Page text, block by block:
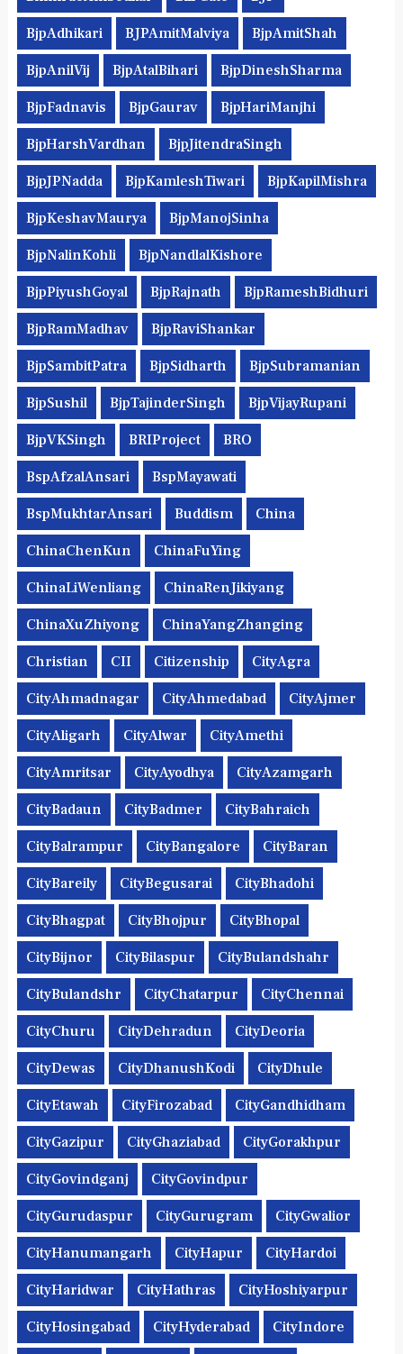
BjpAdhikari BJPAmitMalviya BjpAmitShah
BjpAnilVij BjpAtalBihari BjpDineshSharma
BjpFadnavis BjpGaurav BjpHariManjhi
BjpHarshVardhan BjpJitendraSingh
BjpJPNadda BjpKamleshTiwari BjpKapilMishra
BjpKeshavMaurya BjpManojSinha
BjpNalinKohli BjpNandlalKishore
BjpPiyushGoyal BjpRajnath BjpRameshBidhuri
BjpRamMadhav BjpRaviShankar
BjpSambitPatra BjpSidharth BjpSubramanian
BjpSushil BjpTajinderSingh BjpVijayRupani
BjpVKSingh BRIProject BRO
BspAfzalAnsari BspMayawati
BspMukhtarAnsari Buddism China
ChinaChenKun ChinaFuYing
ChinaLiWenliang ChinaRenJikiyang
ChinaXuZhiyong ChinaYangZhanging
Christian CII Citizenship CityAgra
CityAhmadnagar CityAhmedabad CityAjmer
CityAligarh CityAlwar CityAmethi
CityAmritsar CityAyodhya CityAzamgarh
CityBadaun CityBadmer CityBahraich
CityBalrampur CityBangalore CityBaran
CityBareily CityBegusarai CityBhadohi
CityBhagpat CityBhojpur CityBhopal
CityBijnor CityBilaspur CityBulandshahr
CityBulandshr CityChatarpur CityChennai
CityChuru CityDehradun CityDeoria
CityDewas CityDhanushKodi CityDhule
CityEtawah CityFirozabad CityGandhidham
CityGazipur CityGhaziabad CityGorakhpur
CityGovindganj CityGovindpur
CityGurudaspur CityGurugram CityGwalior
CityHanumangarh CityHapur CityHardoi
CityHaridwar CityHathras CityHoshiyarpur
CityHosingabad CityHyderabad CityIndore